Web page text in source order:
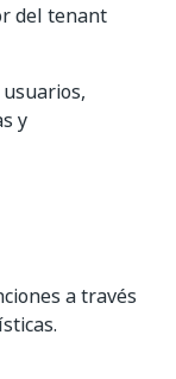
del tenant
y
a través